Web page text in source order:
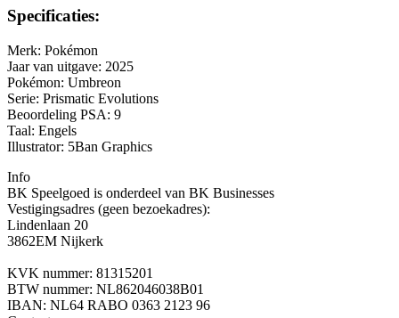
Specificaties:
Merk: Pokémon
Jaar van uitgave: 2025
Pokémon: Umbreon
Serie: Prismatic Evolutions
Beoordeling PSA: 9
Taal: Engels
Illustrator: 5Ban Graphics
Info
BK Speelgoed is onderdeel van BK Businesses
Vestigingsadres (geen bezoekadres):
Lindenlaan 20
3862EM Nijkerk
KVK nummer: 81315201
BTW nummer: NL862046038B01
IBAN: NL64 RABO 0363 2123 96